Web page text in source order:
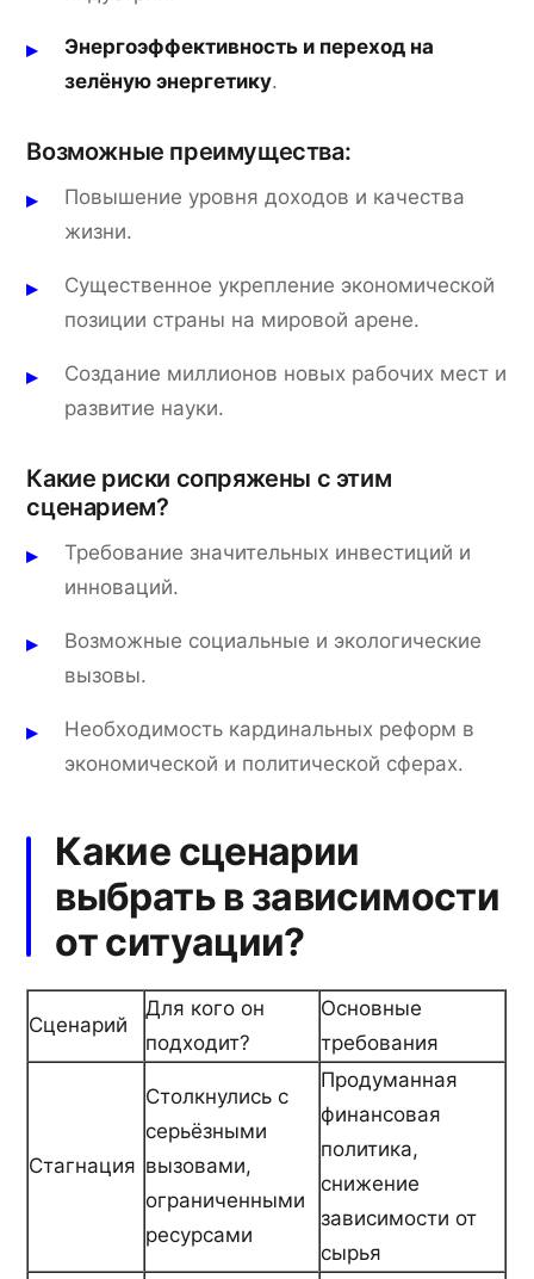
Энергоэффективность и переход на
зелёную энергетику.
Возможные преимущества:
Повышение уровня доходов и качества
жизни.
Существенное укрепление экономической
позиции страны на мировой арене.
Создание миллионов новых рабочих мест и
развитие науки.
Какие риски сопряжены с этим
сценарием?
Требование значительных инвестиций и
инноваций.
Возможные социальные и экологические
вызовы.
Необходимость кардинальных реформ в
экономической и политической сферах.
Какие сценарии
выбрать в зависимости
от ситуации?
Сценарий
Для кого он
подходит?
Основные
требования
Стагнация
Столкнулись с
серьёзными
вызовами,
ограниченными
ресурсами
Продуманная
финансовая
политика,
снижение
зависимости от
сырья